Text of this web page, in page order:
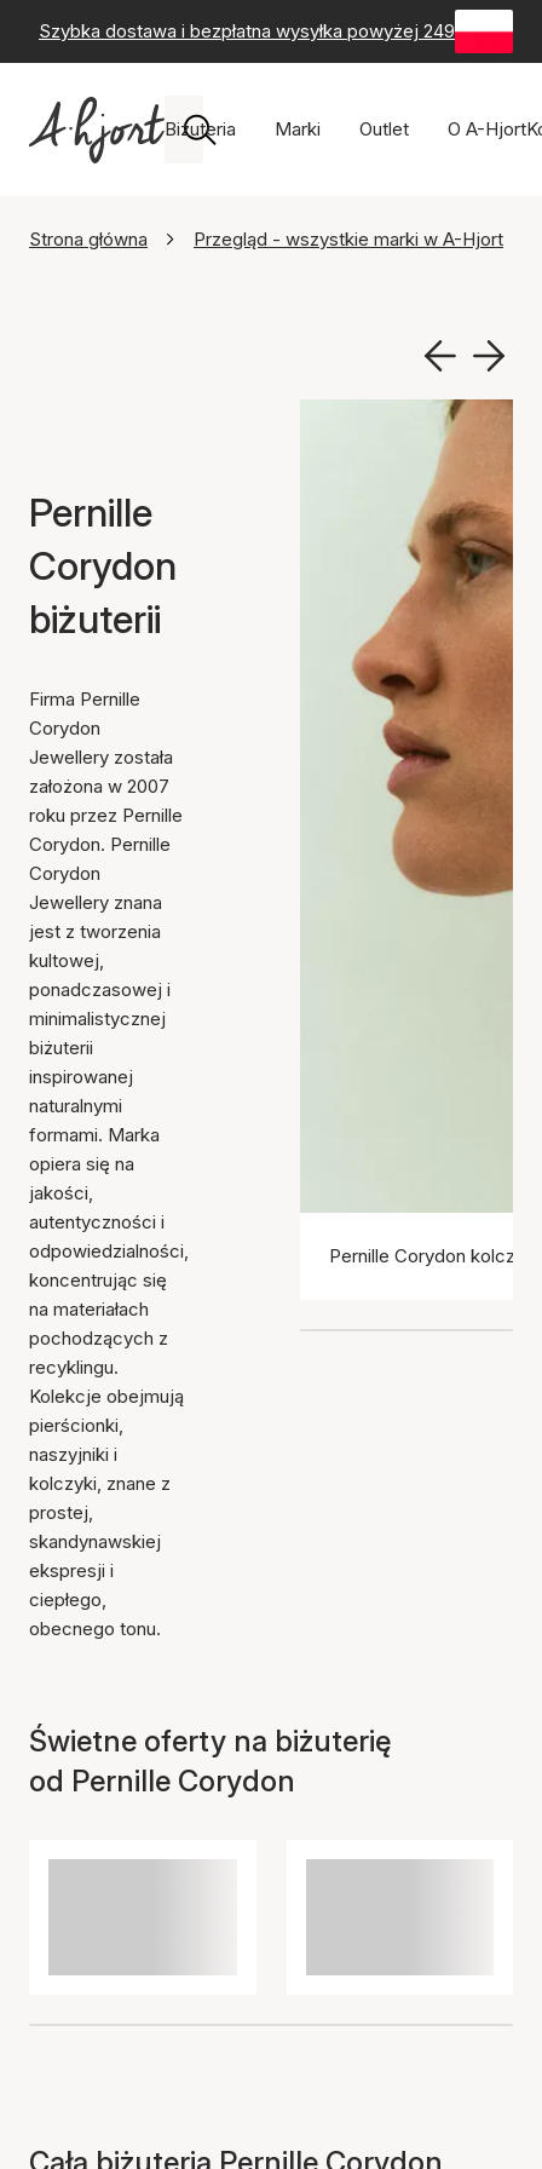
Szybka dostawa i bezpłatna wysyłka powyżej 249 zł -
Biżuteria Marki Outlet O A-Hjort
Strona główna Przegląd - wszystkie marki w A-Hjort
Pernille
Corydon
biżuterii
Firma Pernille
Corydon
Jewellery została
założona w 2007
roku przez Pernille
Corydon. Pernille
Corydon
Jewellery znana
jest z tworzenia
kultowej,
ponadczasowej i
minimalistycznej
biżuterii
inspirowanej
naturalnymi
formami. Marka
opiera się na
jakości,
autentyczności i
odpowiedzialności,
koncentrując się
na materiałach
pochodzących z
recyklingu.
Kolekcje obejmują
pierścionki,
naszyjniki i
kolczyki, znane z
prostej,
skandynawskiej
ekspresji i
ciepłego,
obecnego tonu.
Pernille Corydon kolczyki
Świetne oferty na biżuterię
od Pernille Corydon